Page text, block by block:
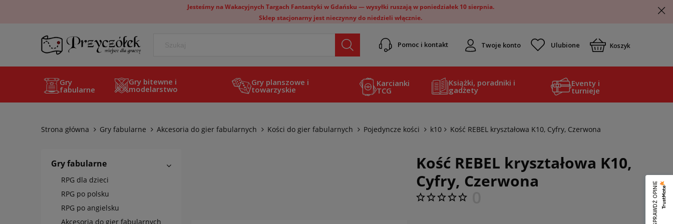
Jesteśmy na Wakacyjnych Targach Fantastyki w Gdańsku — wysyłki ruszają w poniedziałek 10 sierpnia.
Sklep stacjonarny jest nieczynny do niedzieli włącznie.
Pomoc i kontakt Twoje konto Koszyk
Gry
fabularne
Gry bitewne i
modelarstwo
Gry planszowe i
towarzyskie
Karcianki
TCG
Książki, poradniki i
gadżety
Eventy i
turnieje
Strona główna Gry fabularne Akcesoria do gier fabularnych Kości do gier fabularnych Pojedyncze kości k10 Kość REBEL kryształowa K10, Cyfry, Czerwona
Gry fabularne
RPG dla dzieci
RPG po polsku
RPG po angielsku
Akcesoria do gier fabularnych
Kość REBEL kryształowa K10,
Cyfry, Czerwona
SPRAWDŹ OPINIE